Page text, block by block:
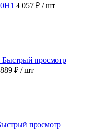
4 057 ₽ / шт
Быстрый просмотр
₽ / шт
просмотр